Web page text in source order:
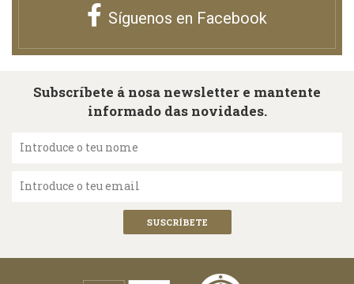
Síguenos en Facebook
Subscríbete á nosa newsletter e mantente
informado das novidades.
Introduce o teu nome
Introduce o teu email